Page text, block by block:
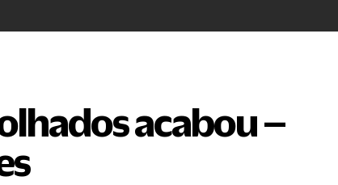
acabou –